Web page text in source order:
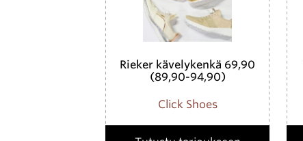
Rieker kävelykenkä 69,90
(89,90-94,90)
Click Shoes